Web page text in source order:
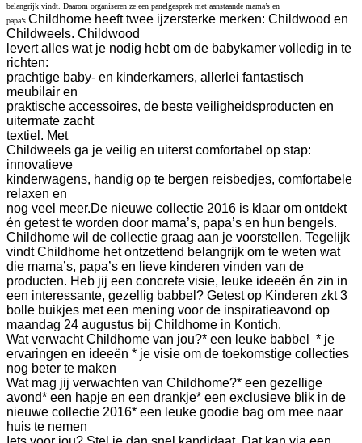
belangrijk vindt. Daarom organiseren ze een panelgesprek met aanstaande mama’s en
papa’s. Childhome heeft twee ijzersterke merken: Childwood en
Childweels. Childwood
levert alles wat je nodig hebt om de babykamer volledig in te
richten:
prachtige baby- en kinderkamers, allerlei fantastisch
meubilair en
praktische accessoires, de beste veiligheidsproducten en
uitermate zacht
textiel. Met
Childweels ga je veilig en uiterst comfortabel op stap:
innovatieve
kinderwagens, handig op te bergen reisbedjes, comfortabele
relaxen en
nog veel meer.De nieuwe collectie 2016 is klaar om ontdekt
én getest te worden door mama’s, papa’s en hun bengels.
Childhome wil de collectie graag aan je voorstellen. Tegelijk
vindt Childhome het ontzettend belangrijk om te weten wat
die mama’s, papa’s en lieve kinderen vinden van de
producten. Heb jij een concrete visie, leuke ideeën én zin in
een interessante, gezellig babbel? Getest op Kinderen zkt 3
bolle buikjes met een mening voor de inspiratieavond op
maandag 24 augustus bij Childhome in Kontich.
Wat verwacht Childhome van jou?* een leuke babbel * je
ervaringen en ideeën * je visie om de toekomstige collecties
nog beter te maken
Wat mag jij verwachten van Childhome?* een gezellige
avond* een hapje en een drankje* een exclusieve blik in de
nieuwe collectie 2016* een leuke goodie bag om mee naar
huis te nemen